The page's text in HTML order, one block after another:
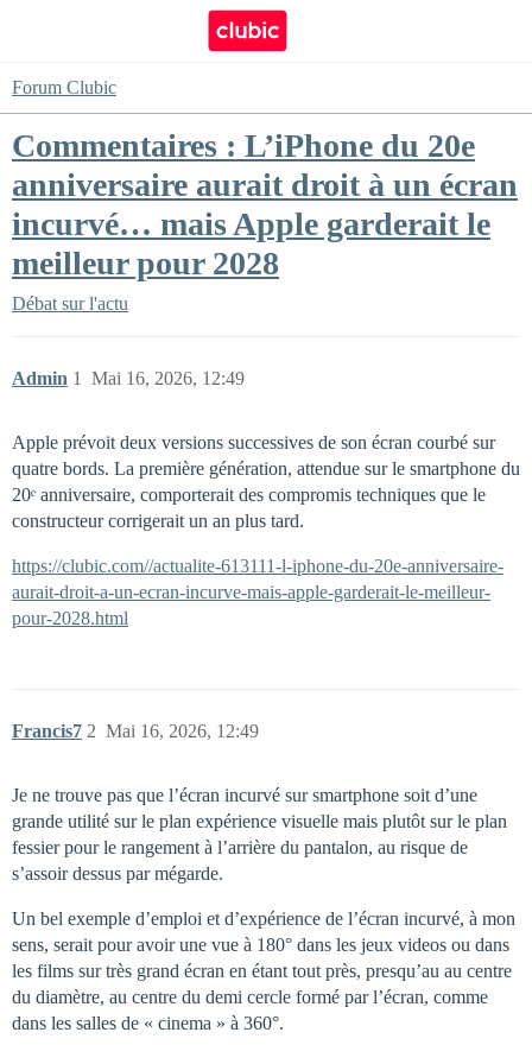
Forum Clubic
Commentaires : L’iPhone du 20e
anniversaire aurait droit à un écran
incurvé… mais Apple garderait le
meilleur pour 2028
Débat sur l'actu
Admin Mai 16, 2026, 12:49
1
Apple prévoit deux versions successives de son écran courbé sur
quatre bords. La première génération, attendue sur le smartphone du
20ᵉ anniversaire, comporterait des compromis techniques que le
constructeur corrigerait un an plus tard.
https://clubic.com//actualite-613111-l-iphone-du-20e-anniversaire-
aurait-droit-a-un-ecran-incurve-mais-apple-garderait-le-meilleur-
pour-2028.html
Francis7 Mai 16, 2026, 12:49
2
Je ne trouve pas que l’écran incurvé sur smartphone soit d’une
grande utilité sur le plan expérience visuelle mais plutôt sur le plan
fessier pour le rangement à l’arrière du pantalon, au risque de
s’assoir dessus par mégarde.
Un bel exemple d’emploi et d’expérience de l’écran incurvé, à mon
sens, serait pour avoir une vue à 180° dans les jeux videos ou dans
les films sur très grand écran en étant tout près, presqu’au au centre
du diamètre, au centre du demi cercle formé par l’écran, comme
dans les salles de « cinema » à 360°.